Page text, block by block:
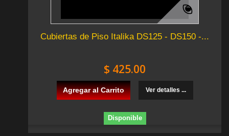
Cubiertas de Piso Italika DS125 - DS150 -...
$ 425.00
Agregar al Carrito Ver detalles ...
Disponible